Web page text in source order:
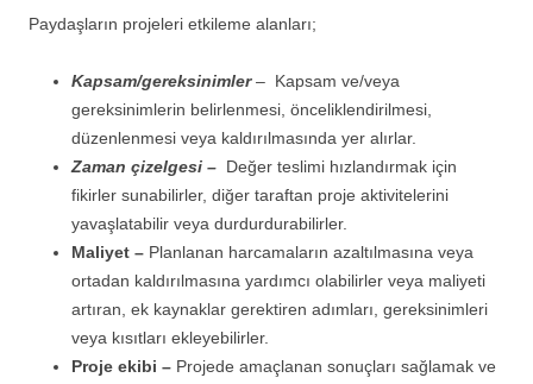
Paydaşların projeleri etkileme alanları;
Kapsam/gereksinimler– Kapsam ve/veya
gereksinimlerin belirlenmesi, önceliklendirilmesi,
düzenlenmesi veya kaldırılmasında yer alırlar.
Zaman çizelgesi – Değer teslimi hızlandırmak için
fikirler sunabilirler, diğer taraftan proje aktivitelerini
yavaşlatabilir veya durdurdurabilirler.
Maliyet – Planlanan harcamaların azaltılmasına veya
ortadan kaldırılmasına yardımcı olabilirler veya maliyeti
artıran, ek kaynaklar gerektiren adımları, gereksinimleri
veya kısıtları ekleyebilirler.
Proje ekibi – Projede amaçlanan sonuçları sağlamak ve